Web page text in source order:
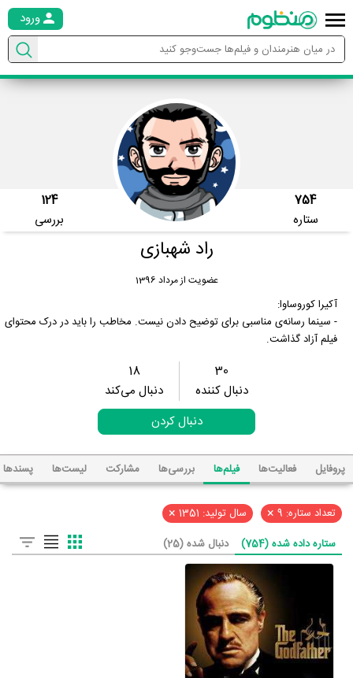
ورود
754
ستاره
124
بررسی
راد شهبازی
عضویت از مرداد 1396
آکیرا کوروساوا:
- سینما رسانه‌ی مناسبی برای توضیح دادن نیست. مخاطب را باید در درک محتوای
فیلم آزاد گذاشت.
30
دنبال کننده
18
دنبال می‌کند
دنبال کردن
پروفایل فعالیت‌ها فیلم‌ها بررسی‌ها مشارکت لیست‌ها پسند‌ها
تعداد ستاره: 9 × سال تولید: 1351 ×
ستاره داده شده (754) دنبال شده (25)